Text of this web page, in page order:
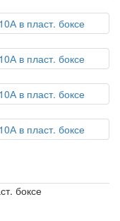
боксе